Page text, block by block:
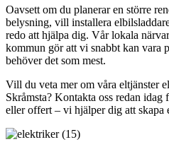
Oavsett om du planerar en större
belysning, vill installera
redo att hjälpa dig. Vår lokala
kommun gör att vi snabbt kan vara
behöver det som mest.
Vill du veta mer om våra eltjänster
Skråmsta? Kontakta oss redan
eller offert – vi hjälper dig att